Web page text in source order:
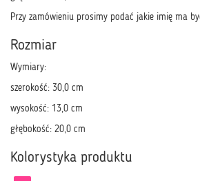
Przy zamówieniu prosimy podać jakie imię ma
Rozmiar
Wymiary:
szerokość: 30,0 cm
wysokość: 13,0 cm
głębokość: 20,0 cm
Kolorystyka produktu